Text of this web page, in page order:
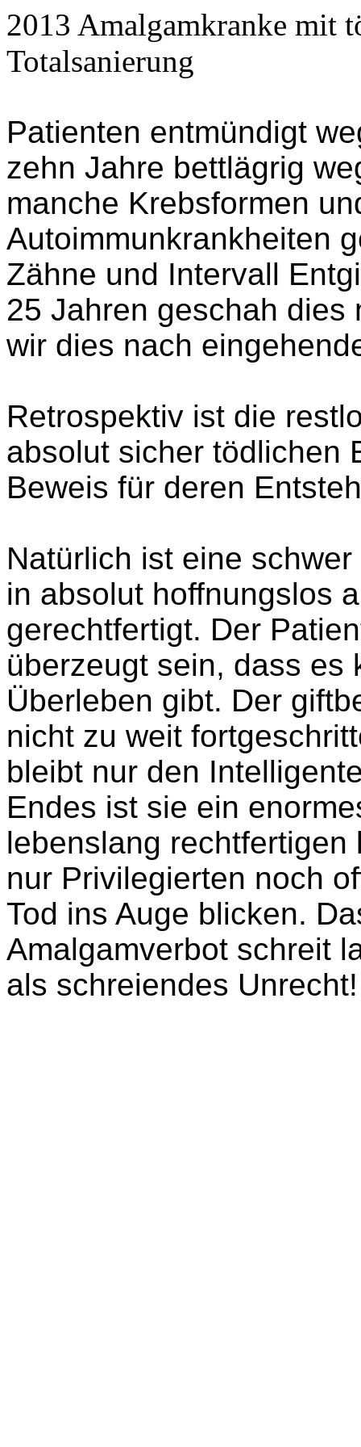
2013 Amalgamkranke mit
Totalsanierung
Patienten entmündigt
zehn Jahre bettlägrig
manche Krebsformen
Autoimmunkrankheiten
Zähne und Intervall
25 Jahren geschah
wir dies nach
Retrospektiv ist die
absolut sicher tödlichen
Beweis für deren
Natürlich ist eine
in absolut hoffnungslos
gerechtfertigt. Der
überzeugt sein, dass es
Überleben gibt. Der
nicht zu weit
bleibt nur den
Endes ist sie ein
lebenslang
nur Privilegierten noch
Tod ins Auge blicken.
Amalgamverbot schreit
als schreiendes Unrecht!